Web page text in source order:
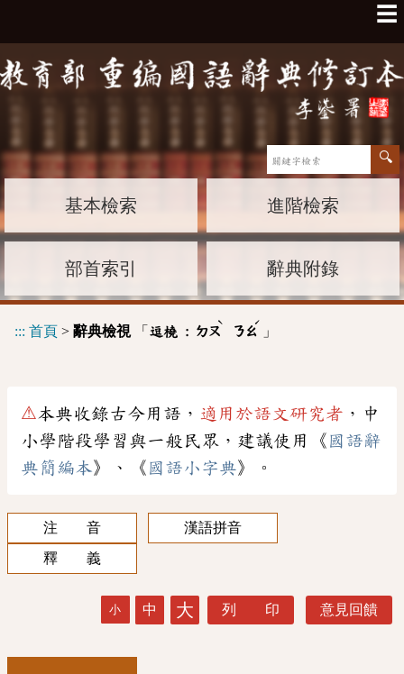
☰
基本檢索 進階檢索
部首索引 辭典附錄
::: 首頁 > 辭典檢視「 逗橈 : ㄉㄡ
ˋ
ㄋㄠ
ˊ
」
⚠本典收錄古今用語， 適用於語文研究者 ，中
小學階段學習與一般民眾，建議使用《 國語辭
典簡編本》、《 國語小字典》。
注 音
漢語拼音
釋 義
小 中 大 列 印 意見回饋